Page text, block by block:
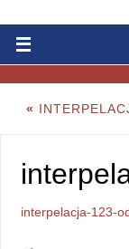
«
interpelacja-123-